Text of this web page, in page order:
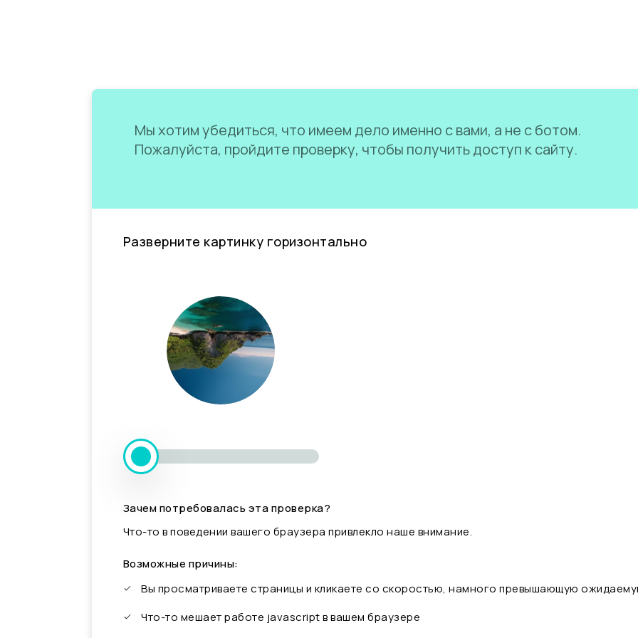
Мы хотим убедиться, что имеем дело именно с вами, а не с ботом.
Пожалуйста, пройдите проверку, чтобы получить доступ к сайту.
Разверните картинку горизонтально
Зачем потребовалась эта проверка?
Что-то в поведении вашего браузера привлекло наше внимание.
Возможные причины:
Вы просматриваете страницы и кликаете со скоростью, намного превышающую
Что-то мешает работе javascript в вашем браузере